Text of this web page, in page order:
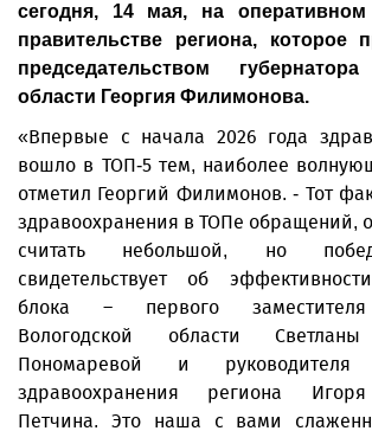
сегодня, 14 мая, на
правительстве региона, которое
председательством
области Георгия Филимонова.
«Впервые с начала 2026 года
вошло в ТОП-5 тем, наиболее
отметил Георгий Филимонов. - Тот
здравоохранения в ТОПе обращений,
считать небольшой, но
свидетельствует об
блока – первого заместителя
Вологодской области Светланы
Пономаревой и руководителя
здравоохранения региона
Петчина. Это наша с вами